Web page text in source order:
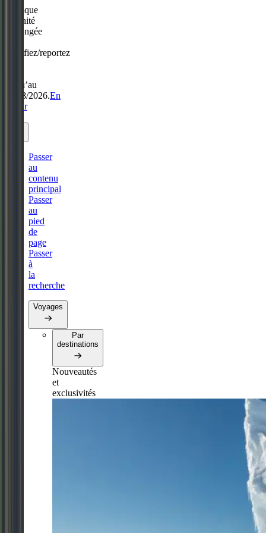
Politique
Sérénité
prolongée
modifiez/reportez
jusqu’au
31/08/2026.En
savoir
Passer
au
contenu
principal
Passer
au
pied
de
page
Passer
à
la
recherche
Voyages
Par
destinations
Nouveautés
et
exclusivités